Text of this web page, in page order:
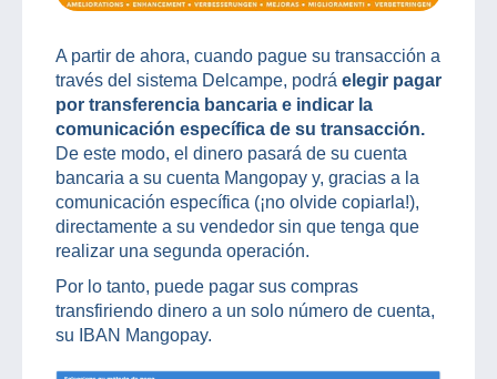
A partir de ahora, cuando pague su transacción a
través del sistema Delcampe, podrá elegir pagar
por transferencia bancaria e indicar la
comunicación específica de su transacción.
De este modo, el dinero pasará de su cuenta
bancaria a su cuenta Mangopay y, gracias a la
comunicación específica (¡no olvide copiarla!),
directamente a su vendedor sin que tenga que
realizar una segunda operación.
Por lo tanto, puede pagar sus compras
transfiriendo dinero a un solo número de cuenta,
su IBAN Mangopay.